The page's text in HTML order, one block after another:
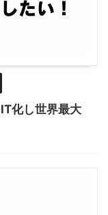
化し世界最大